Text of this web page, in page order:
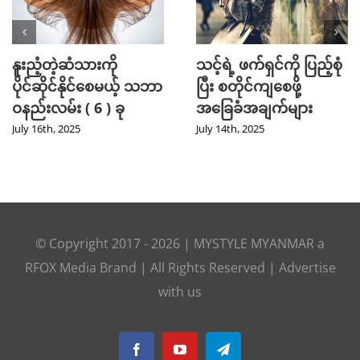
နူးညံ့တဲ့ဆံသားကို
ပိုင်ဆိုင်နိုင်စေမယ့် သဘာ
ဝနည်းလမ်း ( 6 ) ခု
July 16th, 2025
သင့်ရဲ့ ဖက်ရှင်ကို ပြည့်စုံ
ပြီး စတိုင်ကျစေဖို့
အခြေခံအချက်များ
July 14th, 2025
© Copyright 2017 - 2026 | MYSTYLE MYANMAR a
RFOX Media Brand | All Rights Reserved | Advertise
with us
FacebookYouTubeTelegram